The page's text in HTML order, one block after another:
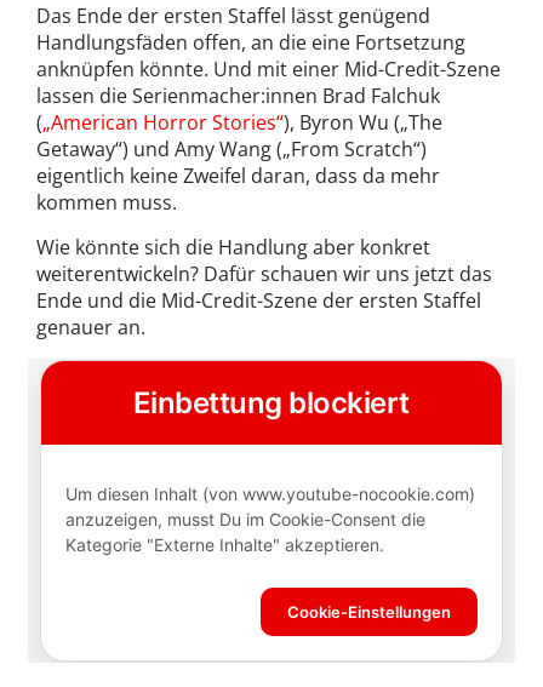
Das Ende der ersten Staffel lässt genügend
Handlungsfäden offen, an die eine Fortsetzung
anknüpfen könnte. Und mit einer Mid-Credit-Szene
lassen die Serienmacher:innen Brad Falchuk
(„American Horror Stories“), Byron Wu („The
Getaway“) und Amy Wang („From Scratch“)
eigentlich keine Zweifel daran, dass da mehr
kommen muss.
Wie könnte sich die Handlung aber konkret
weiterentwickeln? Dafür schauen wir uns jetzt das
Ende und die Mid-Credit-Szene der ersten Staffel
genauer an.